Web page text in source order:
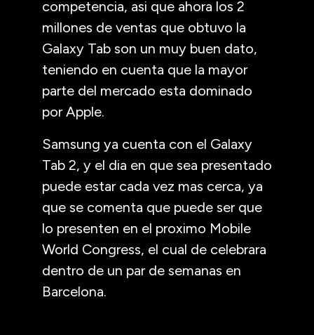
competencia, asi que ahora los 2
millones de ventas que obtuvo la
Galaxy Tab son un muy buen dato,
teniendo en cuenta que la mayor
parte del mercado esta dominado
por Apple.
Samsung ya cuenta con el Galaxy
Tab 2, y el dia en que sea presentado
puede estar cada vez mas cerca, ya
que se comenta que puede ser que
lo presenten en el proximo Mobile
World Congress, el cual de celebrara
dentro de un par de semanas en
Barcelona.